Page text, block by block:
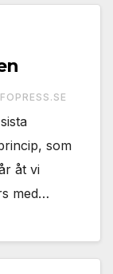
som
åt vi
med…